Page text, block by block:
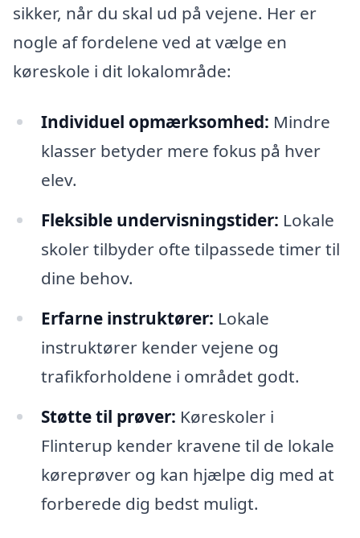
sikker, når du skal ud på vejene. Her er
nogle af fordelene ved at vælge en
køreskole i dit lokalområde:
Individuel opmærksomhed: Mindre
klasser betyder mere fokus på hver
elev.
Fleksible undervisningstider: Lokale
skoler tilbyder ofte tilpassede timer til
dine behov.
Erfarne instruktører: Lokale
instruktører kender vejene og
trafikforholdene i området godt.
Støtte til prøver: Køreskoler i
Flinterup kender kravene til de lokale
køreprøver og kan hjælpe dig med at
forberede dig bedst muligt.